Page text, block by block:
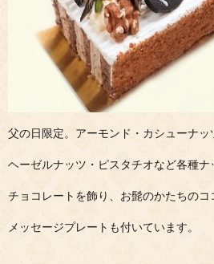
父の日限定。アーモンド・カシューナッ
ヘーゼルナッツ・ピスタチオなど各種ナ
チョコレートを飾り、お髭のかたちのコ
メッセージプレートも付いています。